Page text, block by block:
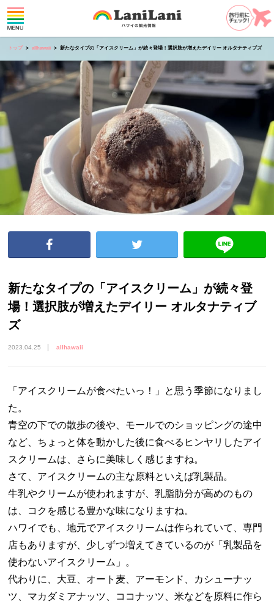
トップ allhawaii 新たなタイプの「アイスクリーム」が続々登場！選択肢が増えたデイリー オルタナティブズ
新たなタイプの「アイスクリーム」が続々登
場！選択肢が増えたデイリー オルタナティブ
ズ
2023.04.25 allhawaii
「アイスクリームが食べたいっ！」と思う季節になりまし
た。
青空の下での散歩の後や、モールでのショッピングの途中
など、ちょっと体を動かした後に食べるヒンヤリしたアイ
スクリームは、さらに美味しく感じますね。
さて、アイスクリームの主な原料といえば乳製品。
牛乳やクリームが使われますが、乳脂肪分が高めのもの
は、コクを感じる豊かな味になりますね。
ハワイでも、地元でアイスクリームは作られていて、専門
店もありますが、少しずつ増えてきているのが「乳製品を
使わないアイスクリーム」。
代わりに、大豆、オート麦、アーモンド、カシューナッ
ツ、マカダミアナッツ、ココナッツ、米などを原料に作ら